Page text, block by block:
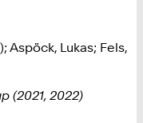
Aspöck, Lukas; Fels,
(2021, 2022)